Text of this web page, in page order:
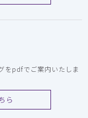
をpdfでご案内いたしま
ら